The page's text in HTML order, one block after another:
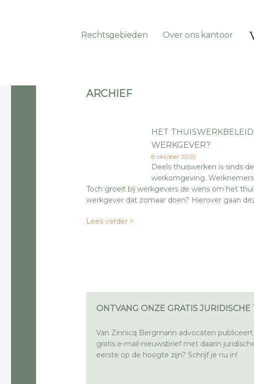
Rechtsgebieden Over ons kantoor
ARCHIEF
HET
WERKGEVER?
8 oktober 2025
Deels thuiswerken is sinds
werkomgeving.
Toch groeit bij werkgevers de wens om het
werkgever dat zomaar doen? Hierover gaan
Lees verder >
ONTVANG ONZE GRATIS JURIDISCHE
Van Zinnicq Bergmann advocaten
gratis e-mail-nieuwsbrief met daarin
eerste op de hoogte zijn? Schrijf je nu in!